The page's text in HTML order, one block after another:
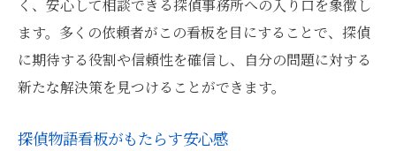
探偵選びに看板をどう活用するか
探偵物語看板が示すあなたに合った選択肢
探偵選びのポイントと看板の関係
び
く、安心して相談できる探偵事務所への入り口を象徴し
ます。多くの依頼者がこの看板を目にすることで、探偵
に期待する役割や信頼性を確信し、自分の問題に対する
新たな解決策を見つけることができます。
探偵物語看板がもたらす安心感